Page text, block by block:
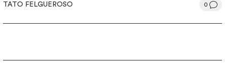
TATO FELGUEROSO 0